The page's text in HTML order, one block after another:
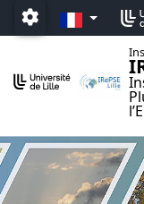
Accéder au menu
Accéder au contenu
Paramétrage
FR